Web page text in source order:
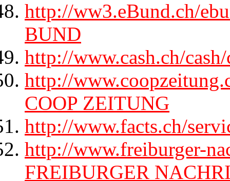
http://ww3.eBund.ch/
BUND
http://www.cash.ch/
http://
COOP ZEITUNG
http://www.facts.ch/
http://www.freiburger-
FREIBURGER